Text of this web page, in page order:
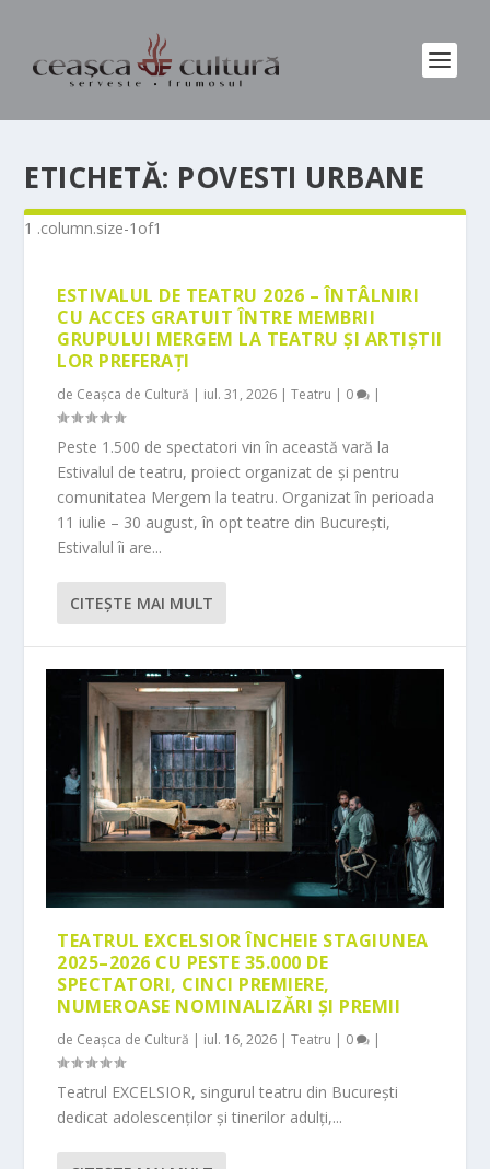
ETICHETĂ: POVESTI URBANE
ESTIVALUL DE TEATRU 2026 – ÎNTÂLNIRI
CU ACCES GRATUIT ÎNTRE MEMBRII
GRUPULUI MERGEM LA TEATRU ȘI ARTIȘTII
LOR PREFERAȚI
de Ceașca de Cultură | iul. 31, 2026 |Teatru | 0 |
Peste 1.500 de spectatori vin în această vară la
Estivalul de teatru, proiect organizat de și pentru
comunitatea Mergem la teatru. Organizat în perioada
11 iulie – 30 august, în opt teatre din București,
Estivalul îi are...
CITEŞTE MAI MULT
TEATRUL EXCELSIOR ÎNCHEIE STAGIUNEA
2025–2026 CU PESTE 35.000 DE
SPECTATORI, CINCI PREMIERE,
NUMEROASE NOMINALIZĂRI ȘI PREMII
de Ceașca de Cultură | iul. 16, 2026 |Teatru | 0 |
Teatrul EXCELSIOR, singurul teatru din București
dedicat adolescenților și tinerilor adulți,...